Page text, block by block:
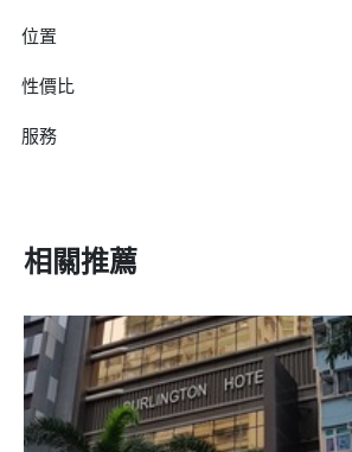
位置
性價比
服務
相關推薦